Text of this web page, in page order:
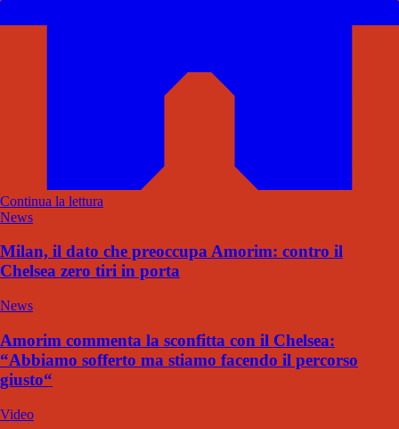
Continua la lettura
News
Milan, il dato che preoccupa Amorim: contro il
Chelsea zero tiri in porta
News
Amorim commenta la sconfitta con il Chelsea:
“Abbiamo sofferto ma stiamo facendo il percorso
giusto“
Video